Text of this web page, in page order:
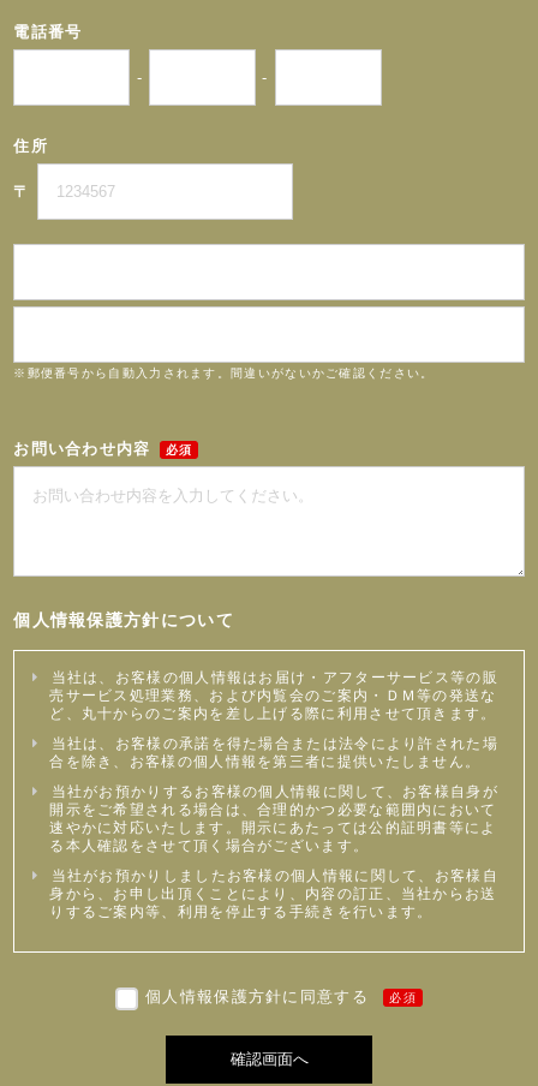
電話番号
- -
住所
〒
※郵便番号から自動入力されます。間違いがないかご確認ください。
お問い合わせ内容 必須
個人情報保護方針について
当社は、お客様の個人情報はお届け・アフターサービス等の販
売サービス処理業務、および内覧会のご案内・ＤＭ等の発送な
ど、丸十からのご案内を差し上げる際に利用させて頂きます。
当社は、お客様の承諾を得た場合または法令により許された場
合を除き、お客様の個人情報を第三者に提供いたしません。
当社がお預かりするお客様の個人情報に関して、お客様自身が
開示をご希望される場合は、合理的かつ必要な範囲内において
速やかに対応いたします。開示にあたっては公的証明書等によ
る本人確認をさせて頂く場合がございます。
当社がお預かりしましたお客様の個人情報に関して、お客様自
身から、お申し出頂くことにより、内容の訂正、当社からお送
りするご案内等、利用を停止する手続きを行います。
個人情報保護方針に同意する 必須
確認画面へ